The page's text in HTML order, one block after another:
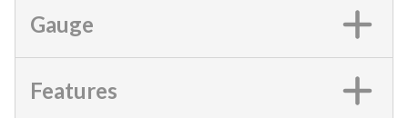
Gauge
Features